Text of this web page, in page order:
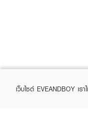
เว็บไซต์ EVEANDBOY เ